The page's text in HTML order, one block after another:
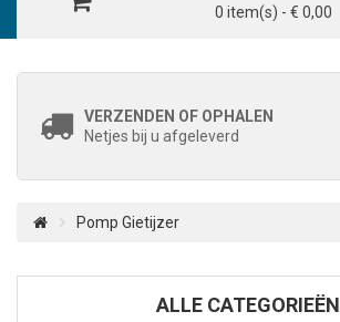
0 item(s) - € 0,00
VERZENDEN OF OPHALEN
Netjes bij u afgeleverd
Pomp Gietijzer
ALLE CATEGORIEËN